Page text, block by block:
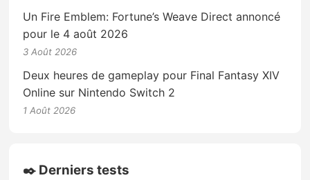
Un Fire Emblem: Fortune’s Weave Direct annoncé
pour le 4 août 2026
3 Août 2026
Deux heures de gameplay pour Final Fantasy XIV
Online sur Nintendo Switch 2
1 Août 2026
✒️ Derniers tests